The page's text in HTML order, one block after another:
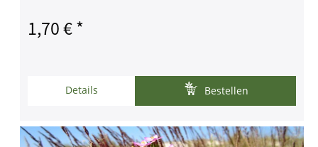
1,70 € *
Details Bestellen